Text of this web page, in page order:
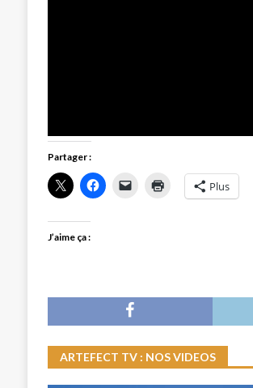
Partager :
Plus
J’aime ça :
ARTEFECT TV : NOS VIDEOS